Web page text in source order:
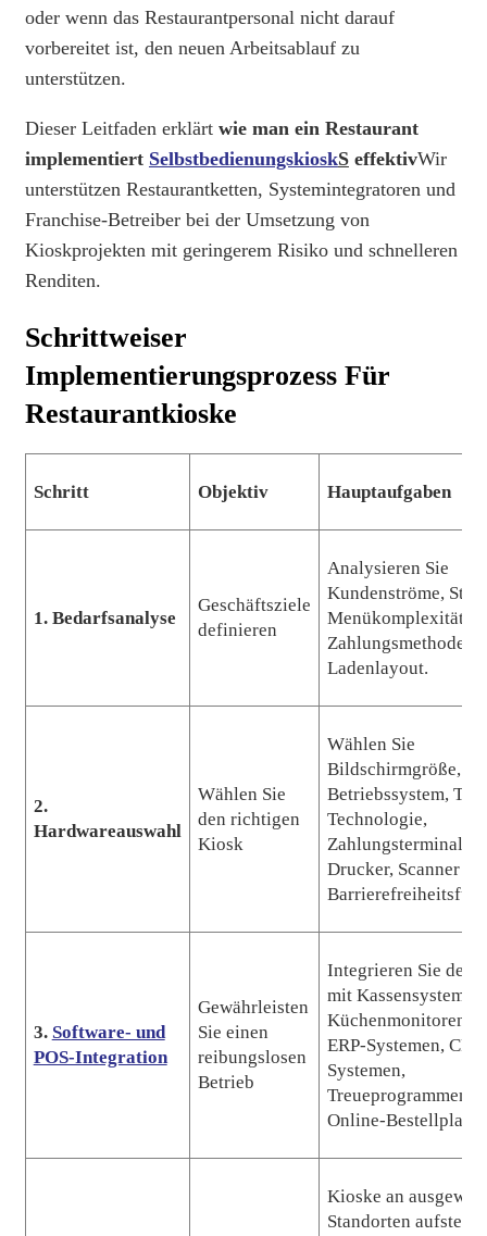
oder wenn das Restaurantpersonal nicht darauf
vorbereitet ist, den neuen Arbeitsablauf zu
unterstützen.
Dieser Leitfaden erklärt wie man ein Restaurant
implementiert SelbstbedienungskioskS effektivWir
unterstützen Restaurantketten, Systemintegratoren und
Franchise-Betreiber bei der Umsetzung von
Kioskprojekten mit geringerem Risiko und schnelleren
Renditen.
Schrittweiser
Implementierungsprozess Für
Restaurantkioske
Schritt Objektiv Hauptaufgaben
1. Bedarfsanalyse
Geschäftsziele
definieren
Analysieren Sie
Kundenströme,
Menükomplexität,
Zahlungsmethoden
Ladenlayout.
2.
Hardwareauswahl
Wählen Sie
den richtigen
Kiosk
Wählen Sie
Bildschirmgröße,
Betriebssystem,
Technologie,
Zahlungsterminals,
Drucker, Scanner
3. Software- und
POS-Integration
Gewährleisten
Sie einen
reibungslosen
Betrieb
Integrieren Sie den
mit Kassensystemen,
Küchenmonitoren
ERP-Systemen,
Systemen,
Treueprogrammen
Online-
Kioske an
Standorten